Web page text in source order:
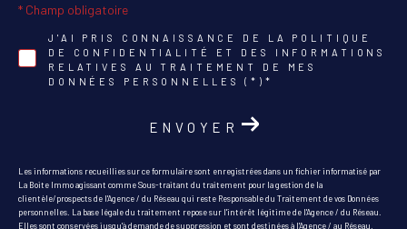
J'AI PRIS CONNAISSANCE DE LA POLITIQUE
DE CONFIDENTIALITÉ ET DES INFORMATIONS
RELATIVES AU TRAITEMENT DE MES
DONNÉES PERSONNELLES (*)*
* Champ obligatoire
ENVOYER
Les informations recueillies sur ce formulaire sont enregistrées dans un fichier informatisé par
La Boite Immo agissant comme Sous-traitant du traitement pour la gestion de la
clientèle/prospects de l'Agence / du Réseau qui reste Responsable du Traitement de vos Données
personnelles. La base légale du traitement repose sur l'intérêt légitime de l'Agence / du Réseau.
Elles sont conservées jusqu'à demande de suppression et sont destinées à l'Agence / au Réseau.